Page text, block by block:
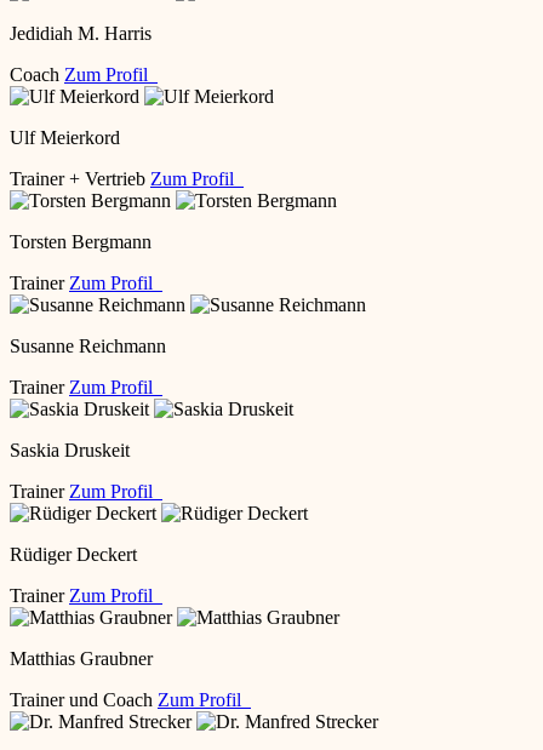
Jedidiah M. Harris
Coach Zum Profil
Ulf Meierkord
Trainer + Vertrieb Zum Profil
Torsten Bergmann
Trainer Zum Profil
Susanne Reichmann
Trainer Zum Profil
Saskia Druskeit
Trainer Zum Profil
Rüdiger Deckert
Trainer Zum Profil
Matthias Graubner
Trainer und Coach Zum Profil